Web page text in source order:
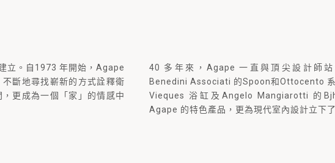
立。自1973 年開始，Agape
斷地尋找嶄新的方式詮釋衛
更成為一個「家」的情感中
40 多年來，Agape 一直與頂尖設計師
Benedini Associati 的Spoon和Ottocento
Vieques 浴缸及Angelo Mangiarotti 的
Agape 的特色產品，更為現代室內設計立下